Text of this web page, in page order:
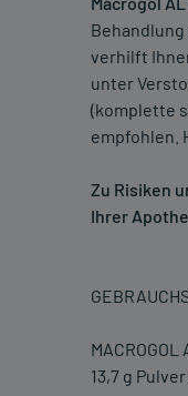
verhilft
unter
(komplette
empfohlen.
Zu Risiken
Ihrer
MACROGOL
13,7 g